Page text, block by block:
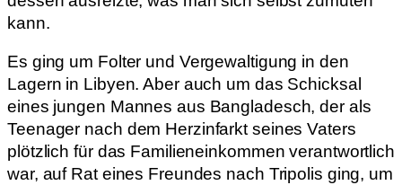
kann.
Es ging um Folter und Vergewaltigung in den
Lagern in Libyen. Aber auch um das Schicksal
eines jungen Mannes aus Bangladesch, der als
Teenager nach dem Herzinfarkt seines Vaters
plötzlich für das Familieneinkommen verantwortlich
war, auf Rat eines Freundes nach Tripolis ging, um